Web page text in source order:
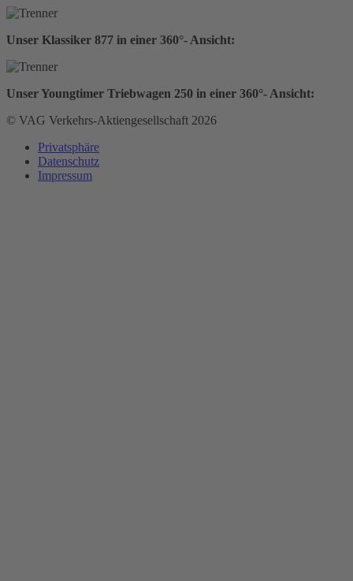
Unser Klassiker 877 in einer 360°- Ansicht:
Unser Youngtimer Triebwagen 250 in einer 360°- Ansicht:
© VAG Verkehrs-Aktiengesellschaft 2026
Privatsphäre
Datenschutz
Impressum